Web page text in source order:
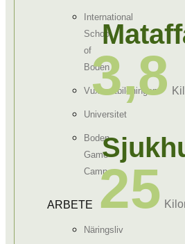
International
School
of
Boden
Vuxenutbildningen
Universitet
Boden
Game
Camp
ARBETE
Näringsliv
3,8
25